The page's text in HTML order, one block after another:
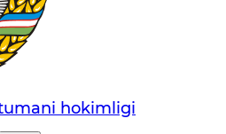
hokimligi